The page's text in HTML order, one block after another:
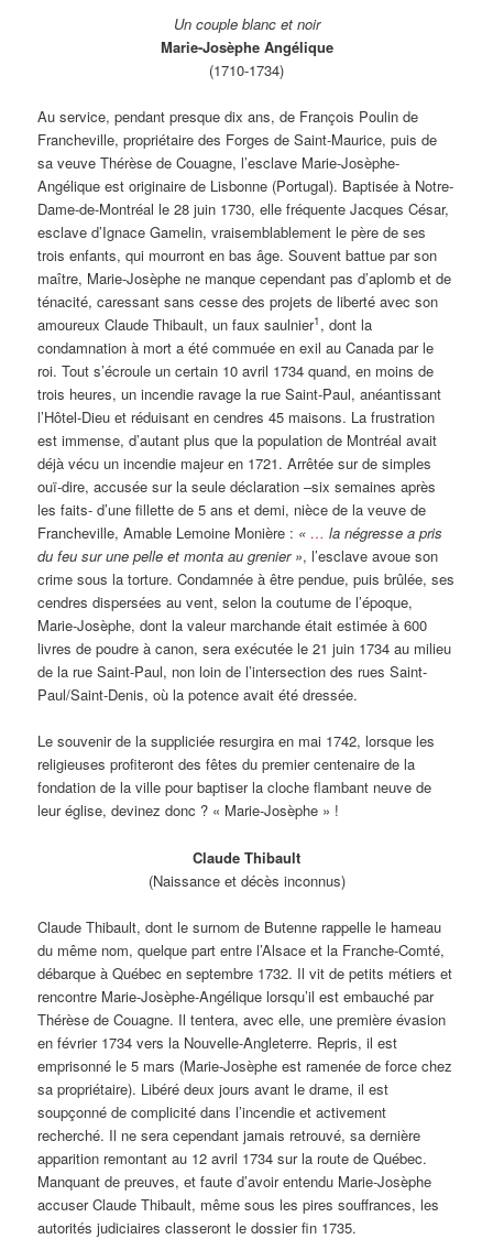
Un couple blanc et noir
Marie-Josèphe Angélique
(1710-1734)
Au service, pendant presque dix ans, de François Poulin de
Francheville, propriétaire des Forges de Saint-Maurice, puis de
sa veuve Thérèse de Couagne, l’esclave Marie-Josèphe-
Angélique est originaire de Lisbonne (Portugal). Baptisée à Notre-
Dame-de-Montréal le 28 juin 1730, elle fréquente Jacques César,
esclave d’Ignace Gamelin, vraisemblablement le père de ses
trois enfants, qui mourront en bas âge. Souvent battue par son
maître, Marie-Josèphe ne manque cependant pas d’aplomb et de
ténacité, caressant sans cesse des projets de liberté avec son
amoureux Claude Thibault, un faux saulnier1 , dont la
condamnation à mort a été commuée en exil au Canada par le
roi. Tout s’écroule un certain 10 avril 1734 quand, en moins de
trois heures, un incendie ravage la rue Saint-Paul, anéantissant
l’Hôtel-Dieu et réduisant en cendres 45 maisons. La frustration
est immense, d’autant plus que la population de Montréal avait
déjà vécu un incendie majeur en 1721. Arrêtée sur de simples
ouï-dire, accusée sur la seule déclaration –six semaines après
les faits- d’une fillette de 5 ans et demi, nièce de la veuve de
Francheville, Amable Lemoine Monière : « … la négresse a pris
du feu sur une pelle et monta au grenier », l’esclave avoue son
crime sous la torture. Condamnée à être pendue, puis brûlée, ses
cendres dispersées au vent, selon la coutume de l’époque,
Marie-Josèphe, dont la valeur marchande était estimée à 600
livres de poudre à canon, sera exécutée le 21 juin 1734 au milieu
de la rue Saint-Paul, non loin de l’intersection des rues Saint-
Paul/Saint-Denis, où la potence avait été dressée.
Le souvenir de la suppliciée resurgira en mai 1742, lorsque les
religieuses profiteront des fêtes du premier centenaire de la
fondation de la ville pour baptiser la cloche flambant neuve de
leur église, devinez donc ? « Marie-Josèphe » !
Claude Thibault
(Naissance et décès inconnus)
Claude Thibault, dont le surnom de Butenne rappelle le hameau
du même nom, quelque part entre l’Alsace et la Franche-Comté,
débarque à Québec en septembre 1732. Il vit de petits métiers et
rencontre Marie-Josèphe-Angélique lorsqu’il est embauché par
Thérèse de Couagne. Il tentera, avec elle, une première évasion
en février 1734 vers la Nouvelle-Angleterre. Repris, il est
emprisonné le 5 mars (Marie-Josèphe est ramenée de force chez
sa propriétaire). Libéré deux jours avant le drame, il est
soupçonné de complicité dans l’incendie et activement
recherché. Il ne sera cependant jamais retrouvé, sa dernière
apparition remontant au 12 avril 1734 sur la route de Québec.
Manquant de preuves, et faute d’avoir entendu Marie-Josèphe
accuser Claude Thibault, même sous les pires souffrances, les
autorités judiciaires classeront le dossier fin 1735.